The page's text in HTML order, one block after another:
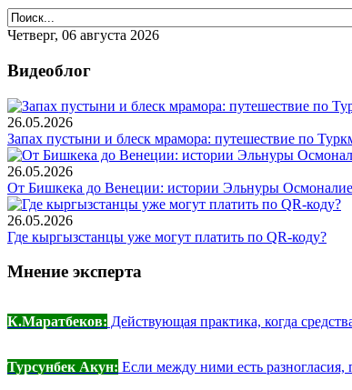
Четверг, 06 августа 2026
Видеоблог
26.05.2026
Запах пустыни и блеск мрамора: путешествие по
26.05.2026
От Бишкека до Венеции: истории Эльнуры
26.05.2026
Где кыргызстанцы уже могут платить по QR-коду?
Мнение эксперта
К.Маратбеков: Действующая практика, когда
Турсунбек Акун: Если между ними есть разногласия,